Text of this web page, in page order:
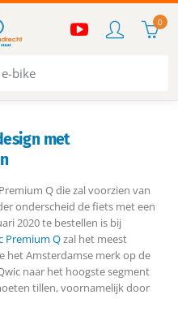
0
met
Q die zal voorzien van
onderscheid de fiets met een
2020 te bestellen is bij
Premium Qzal het meest
het Amsterdamse merk op de
naar het hoogste segment
tillen, voornamelijk door